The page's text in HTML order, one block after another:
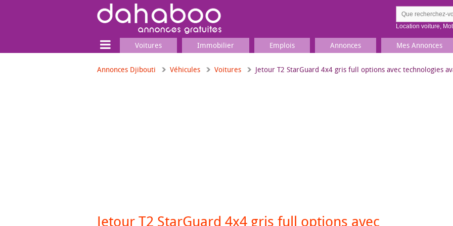
Location voiture,
Voitures Immobilier Emplois Annonces Mes Annonces
Annonces Djibouti Véhicules Voitures Jetour T2 StarGuard 4x4 gris full options avec technologies
Jetour T2 StarGuard 4x4 gris full options avec